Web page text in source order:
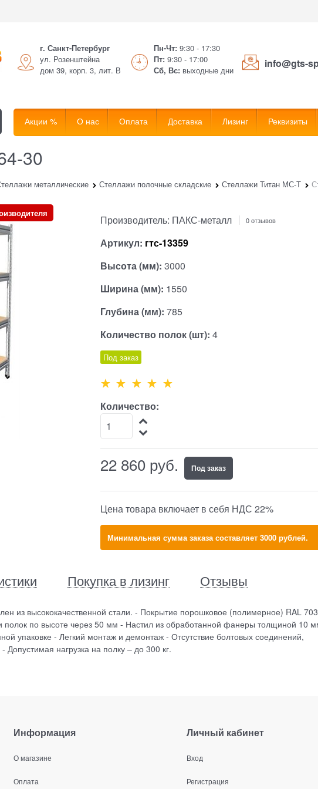
г. Санкт-Петербург
ул. Розенштейна
дом 39, корп. 3, лит. В
Пн-Чт: 9:30 - 17:30
Пт: 9:30 - 17:00
Сб, Вс: выходные дни
info@gts-
Акции % О нас Оплата Доставка Лизинг Реквизиты
30
металлические Стеллажи полочные складские Стеллажи Титан МС-Т
Производитель: ПАКС-металл 0 отзывов
Артикул: гтс-13359
Высота (мм): 3000
Ширина (мм): 1550
Глубина (мм): 785
Количество полок (шт): 4
Под заказ
Количество:
22 860 руб. Под заказ
Цена товара включает в себя НДС 22%
Минимальная сумма заказа составляет 3000 рублей.
Покупка в лизинг Отзывы
из высококачественной стали. - Покрытие порошковое (полимерное) RAL
полок по высоте через 50 мм - Настил из обработанной фанеры толщиной 10
упаковке - Легкий монтаж и демонтаж - Отсутствие болтовых соединений,
Допустимая нагрузка на полку – до 300 кг.
Информация
О магазине
Оплата
Личный кабинет
Вход
Регистрация